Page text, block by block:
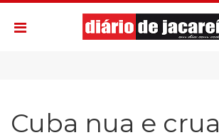
Cuba nua e crua